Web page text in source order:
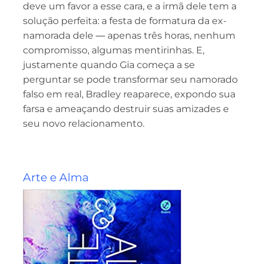
deve um favor a esse cara, e a irmã dele tem a
solução perfeita: a festa de formatura da ex-
namorada dele ― apenas três horas, nenhum
compromisso, algumas mentirinhas. E,
justamente quando Gia começa a se
perguntar se pode transformar seu namorado
falso em real, Bradley reaparece, expondo sua
farsa e ameaçando destruir suas amizades e
seu novo relacionamento.
Arte e Alma